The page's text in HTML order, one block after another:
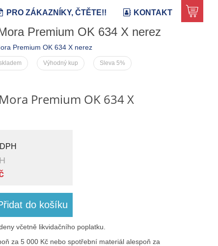
PRO ZÁKAZNÍKY, ČTĚTE!! KONTAKT
Premium OK 634 X nerez
Premium OK 634 X nerez
Výhodný kup Sleva 5%
Premium OK 634 X
do košíku
včetně likvidačního poplatku.
za 5 000 Kč nebo spotřební materiál alespoň za